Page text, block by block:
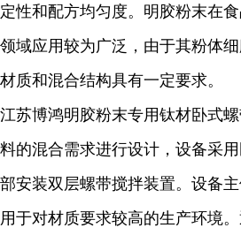
定性和配方均匀度。明胶粉末在
领域应用较为广泛，由于其粉体
材质和混合结构具有一定要求。
江苏博鸿明胶粉末专用钛材卧式
料的混合需求进行设计，设备采
部安装双层螺带搅拌装置。设备
用于对材质要求较高的生产环境